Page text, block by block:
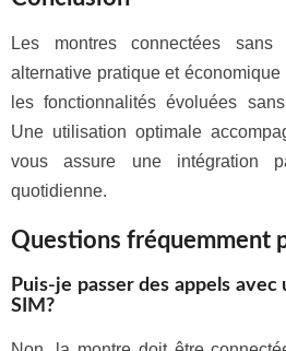
Les montres connectées
alternative pratique et
les fonctionnalités évoluées
Une utilisation optimale
vous assure une intégration
quotidienne.
Questions fréquemment
Puis-je passer des appels
SIM?